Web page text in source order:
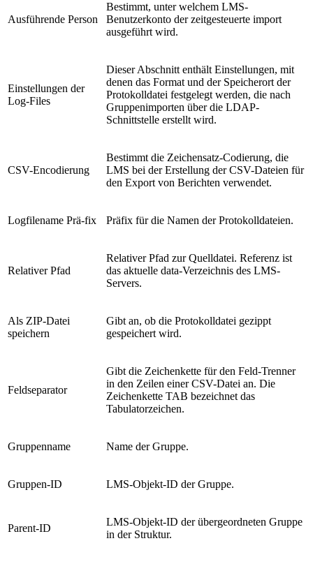
Ausführende Person
Bestimmt, unter welchem LMS-
Benutzerkonto der zeitgesteuerte import
ausgeführt wird.
Einstellungen der
Log-Files
Dieser Abschnitt enthält Einstellungen, mit
denen das Format und der Speicherort der
Protokolldatei festgelegt werden, die nach
Gruppenimporten über die LDAP-
Schnittstelle erstellt wird.
CSV-Encodierung
Bestimmt die Zeichensatz-Codierung, die
LMS bei der Erstellung der CSV-Dateien für
den Export von Berichten verwendet.
Logfilename Prä-fix Präfix für die Namen der Protokolldateien.
Relativer Pfad
Relativer Pfad zur Quelldatei. Referenz ist
das aktuelle data-Verzeichnis des LMS-
Servers.
Als ZIP-Datei
speichern
Gibt an, ob die Protokolldatei gezippt
gespeichert wird.
Feldseparator
Gibt die Zeichenkette für den Feld-Trenner
in den Zeilen einer CSV-Datei an. Die
Zeichenkette TAB bezeichnet das
Tabulatorzeichen.
Gruppenname Name der Gruppe.
Gruppen-ID LMS-Objekt-ID der Gruppe.
Parent-ID
LMS-Objekt-ID der übergeordneten Gruppe
in der Struktur.